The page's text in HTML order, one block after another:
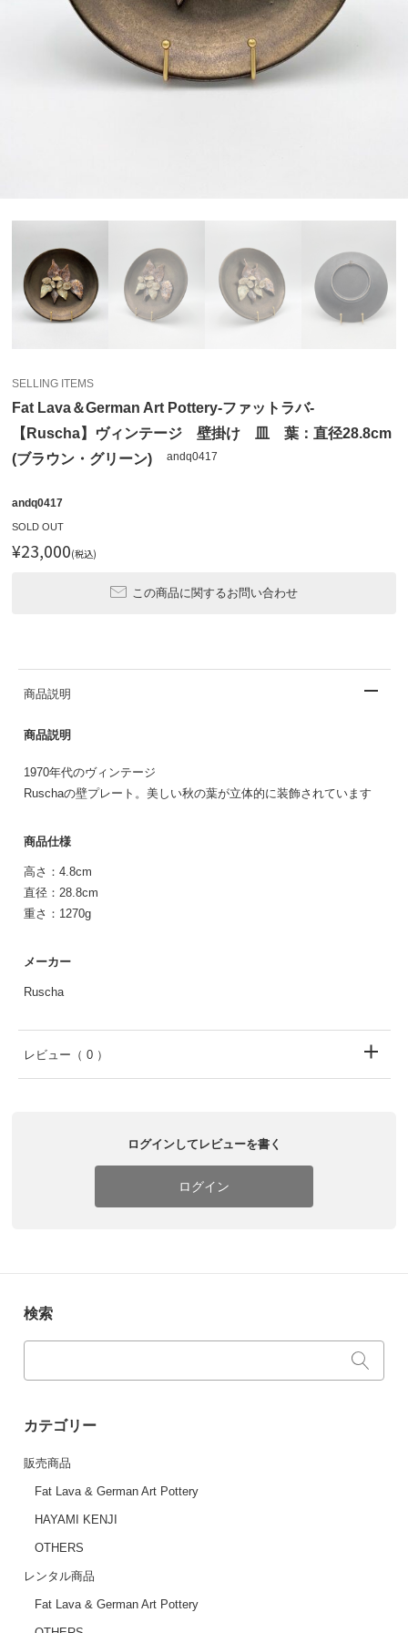
SELLING ITEMS
Fat Lava＆German Art Pottery-ファットラバ-
【Ruscha】ヴィンテージ 壁掛け 皿 葉：直径28.8cm
(ブラウン・グリーン)
andq0417
andq0417
SOLD OUT
¥23,000(税込)
この商品に関するお問い合わせ
商品説明
商品説明
1970年代のヴィンテージ
Ruschaの壁プレート。美しい秋の葉が立体的に装飾されています
商品仕様
高さ：4.8cm
直径：28.8cm
重さ：1270g
メーカー
Ruscha
レビュー （ 0 ）
ログインしてレビューを書く
ログイン
検索
カテゴリー
販売商品
Fat Lava & German Art Pottery
HAYAMI KENJI
OTHERS
レンタル商品
Fat Lava & German Art Pottery